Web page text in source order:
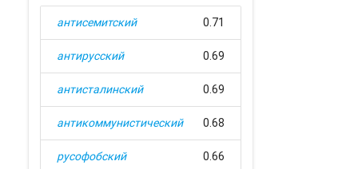
антисемитский 0.71
антирусский 0.69
антисталинский 0.69
антикоммунистический 0.68
русофобский 0.66